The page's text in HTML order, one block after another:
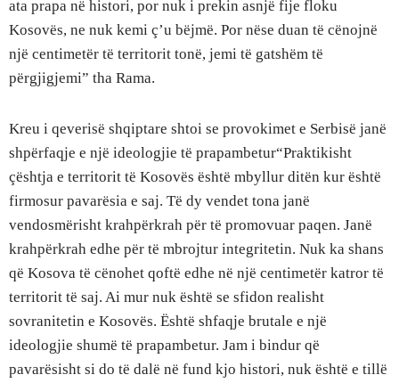
ata prapa në histori, por nuk i prekin asnjë fije floku
Kosovës, ne nuk kemi ç’u bëjmë. Por nëse duan të cënojnë
një centimetër të territorit tonë, jemi të gatshëm të
përgjigjemi” tha Rama.
Kreu i qeverisë shqiptare shtoi se provokimet e Serbisë janë
shpërfaqje e një ideologjie të prapambetur“Praktikisht
çështja e territorit të Kosovës është mbyllur ditën kur është
firmosur pavarësia e saj. Të dy vendet tona janë
vendosmërisht krahpërkrah për të promovuar paqen. Janë
krahpërkrah edhe për të mbrojtur integritetin. Nuk ka shans
që Kosova të cënohet qoftë edhe në një centimetër katror të
territorit të saj. Ai mur nuk është se sfidon realisht
sovranitetin e Kosovës. Është shfaqje brutale e një
ideologjie shumë të prapambetur. Jam i bindur që
pavarësisht si do të dalë në fund kjo histori, nuk është e tillë